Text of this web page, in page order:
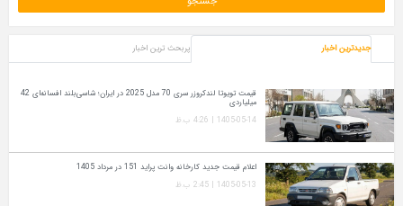
جدیدترین اخبار پربحث ترین اخبار
قیمت تویوتا لندکروزر سری 70 مدل 2025 در ایران؛ شاسی‌بلند افسانه‌ای 42
میلیاردی
1405-05-14 | 4:26 ب.ظ
اعلام قیمت جدید کارخانه وانت پراید 151 در مرداد 1405
1405-05-13 | 2:45 ب.ظ